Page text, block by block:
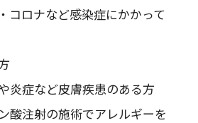
コロナなど感染症にかかって
炎症など皮膚疾患のある方
酸注射の施術でアレルギーを